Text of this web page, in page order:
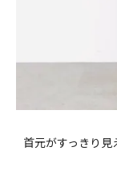
首元がすっきり